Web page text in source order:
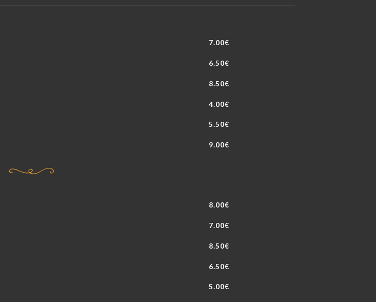
7.00€
6.50€
8.50€
4.00€
5.50€
9.00€
8.00€
7.00€
8.50€
6.50€
5.00€